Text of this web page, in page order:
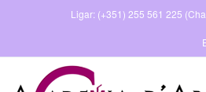
Ligar: (+351) 255 561 225